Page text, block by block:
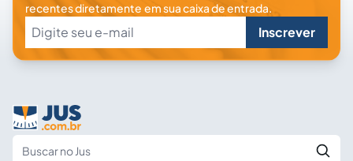
recentes diretamente em sua caixa de entrada.
Inscrever